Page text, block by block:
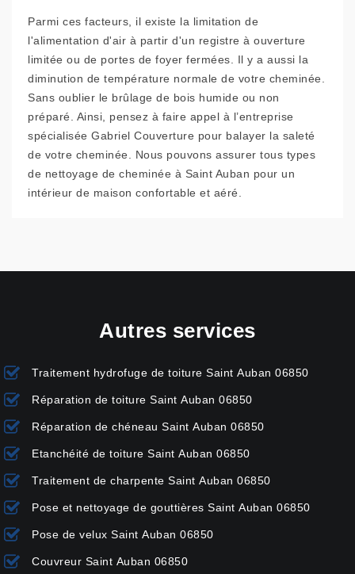
Parmi ces facteurs, il existe la limitation de
l'alimentation d'air à partir d'un registre à ouverture
limitée ou de portes de foyer fermées. Il y a aussi la
diminution de température normale de votre cheminée.
Sans oublier le brûlage de bois humide ou non
préparé. Ainsi, pensez à faire appel à l’entreprise
spécialisée Gabriel Couverture pour balayer la saleté
de votre cheminée. Nous pouvons assurer tous types
de nettoyage de cheminée à Saint Auban pour un
intérieur de maison confortable et aéré.
Autres services
Traitement hydrofuge de toiture Saint Auban 06850
Réparation de toiture Saint Auban 06850
Réparation de chéneau Saint Auban 06850
Etanchéité de toiture Saint Auban 06850
Traitement de charpente Saint Auban 06850
Pose et nettoyage de gouttières Saint Auban 06850
Pose de velux Saint Auban 06850
Couvreur Saint Auban 06850